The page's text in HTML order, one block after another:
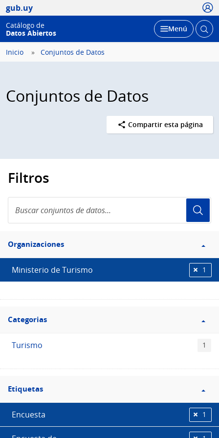
gub.uy
Catálogo de
Datos Abiertos
Desplegar
Menú Abrir
Inicio Conjuntos de Datos
Conjuntos de Datos
Compartir esta página
Filtros
conjuntos
de
Filtro
Organizaciones
Organizaciones
Ministerio de Turismo 1
Filtro
Categorias
Categorias
Turismo 1
Filtro
Etiquetas
Etiquetas
Encuesta 1